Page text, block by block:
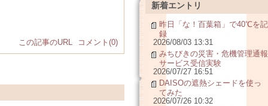
この記事のURL コメント(0)
新着エントリ
昨日「な！百葉箱」で40℃を記
録
2026/08/03 13:31
みちびきの災害・危機管理通報
サービス受信実験
2026/07/27 16:51
DAISOの遮熱シェードを使っ
てみた
2026/07/26 10:32